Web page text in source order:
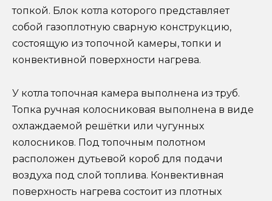
топкой. Блок котла которого представляет
собой газоплотную сварную конструкцию,
состоящую из топочной камеры, топки и
конвективной поверхности нагрева.
У котла топочная камера выполнена из труб.
Топка ручная колосниковая выполнена в виде
охлаждаемой решётки или чугунных
колосников. Под топочным полотном
расположен дутьевой короб для подачи
воздуха под слой топлива. Конвективная
поверхность нагрева состоит из плотных